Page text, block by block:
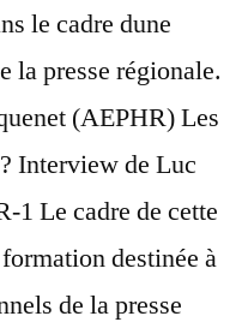
le cadre dune
la presse régionale.
(AEPHR) Les
Interview de Luc
1 Le cadre de cette
destinée à
de la presse